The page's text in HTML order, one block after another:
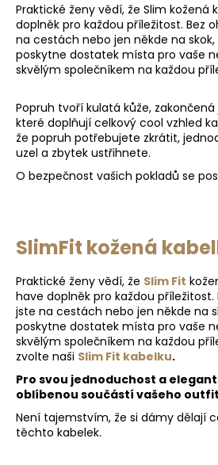
Praktické ženy vědí, že Slim
doplněk pro každou příležitost. Bez
na cestách nebo jen někde na
poskytne dostatek místa pro vaše
skvělým společníkem na každou
Popruh tvoří kulatá kůže,
které doplňují celkový cool vzhled
že popruh potřebujete zkrátit,
uzel a zbytek ustřihnete.
O bezpečnost vašich pokladů se
SlimFit kožená
Praktické ženy vědí, že Slim Fit
have doplněk pro každou příležitost.
jste na cestách nebo jen někde na
poskytne dostatek místa pro vaše
skvělým společníkem na každou
zvolte naši Slim Fit kabelku.
Pro svou jednoduchost a
oblíbenou součástí vašeho
Není tajemstvím, že si dámy dělají
těchto kabelek.